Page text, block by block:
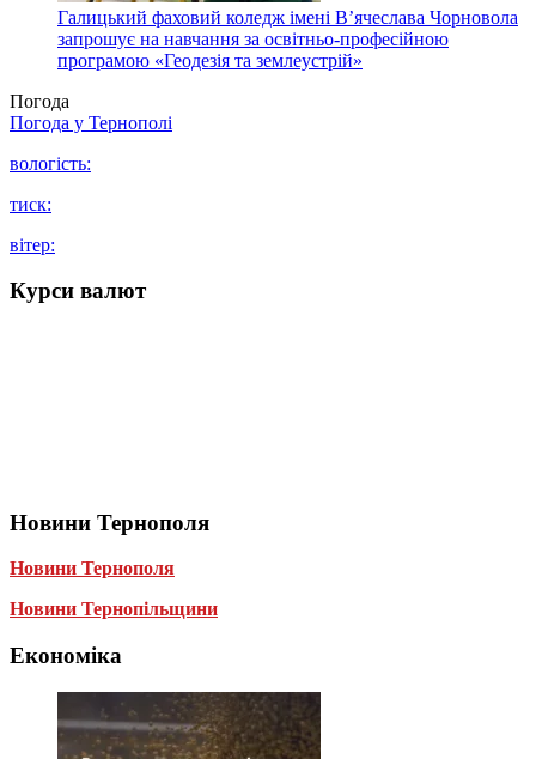
Галицький фаховий коледж імені В’ячеслава Чорновола
запрошує на навчання за освітньо-професійною
програмою «Геодезія та землеустрій»
Погода
Погода у Тернополі
вологість:
тиск:
вітер:
Курси валют
Новини Тернополя
Новини Тернополя
Новини Тернопільщини
Економіка